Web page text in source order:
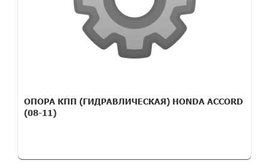
ОПОРА КПП (ГИДРАВЛИЧЕСКАЯ) HONDA ACCORD
(08-11)